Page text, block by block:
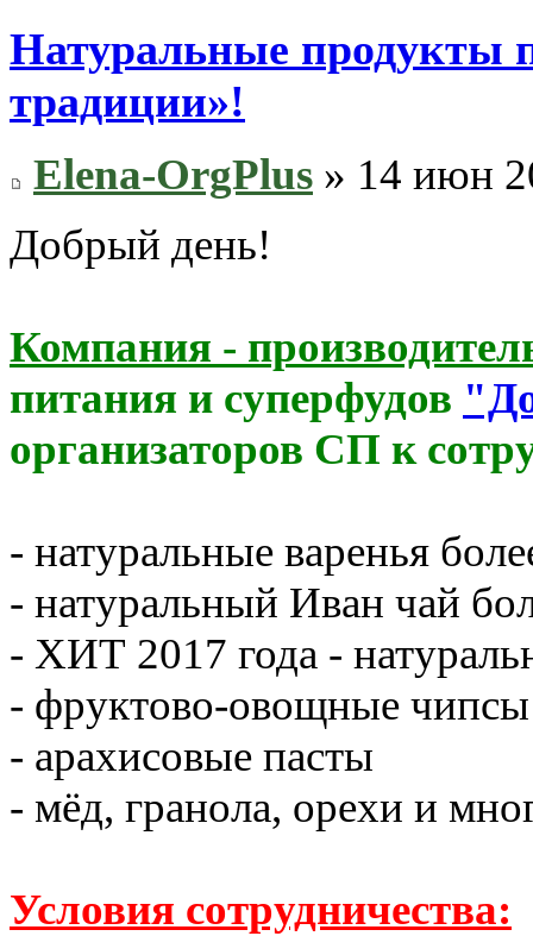
Натуральные продукты
традиции»!
Elena-OrgPlus » 14 июн
Добрый день!
Компания -
питания и суперфудов
организаторов СП к
- натуральные варенья
- натуральный Иван чай
- ХИТ 2017 года -
- фруктово-овощные чипсы
- арахисовые пасты
- мёд, гранола, орехи и
Условия сотрудничества: